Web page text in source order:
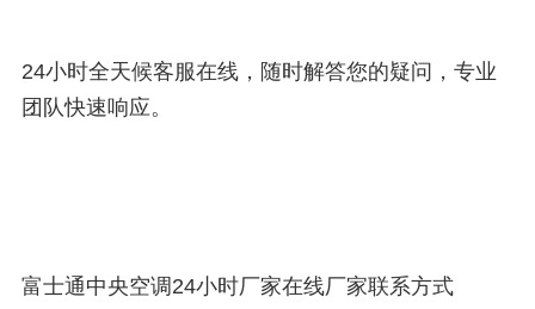
24小时全天候客服在线，随时解答您的疑问，专业
团队快速响应。
富士通中央空调24小时厂家在线厂家联系方式